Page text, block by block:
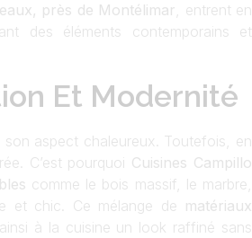
près de Montélimar, entrent en
des éléments contemporains et
Et Modernité
aspect chaleureux. Toutefois, en
C’est pourquoi Cuisines Campillo
comme le bois massif, le marbre,
et chic. Ce mélange de matériaux
à la cuisine un look raffiné sans